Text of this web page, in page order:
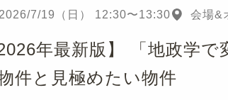
2026/7/19（日） 12:30〜13:30 会場&
2026年最新版】 「地政学
件と見極めたい物件